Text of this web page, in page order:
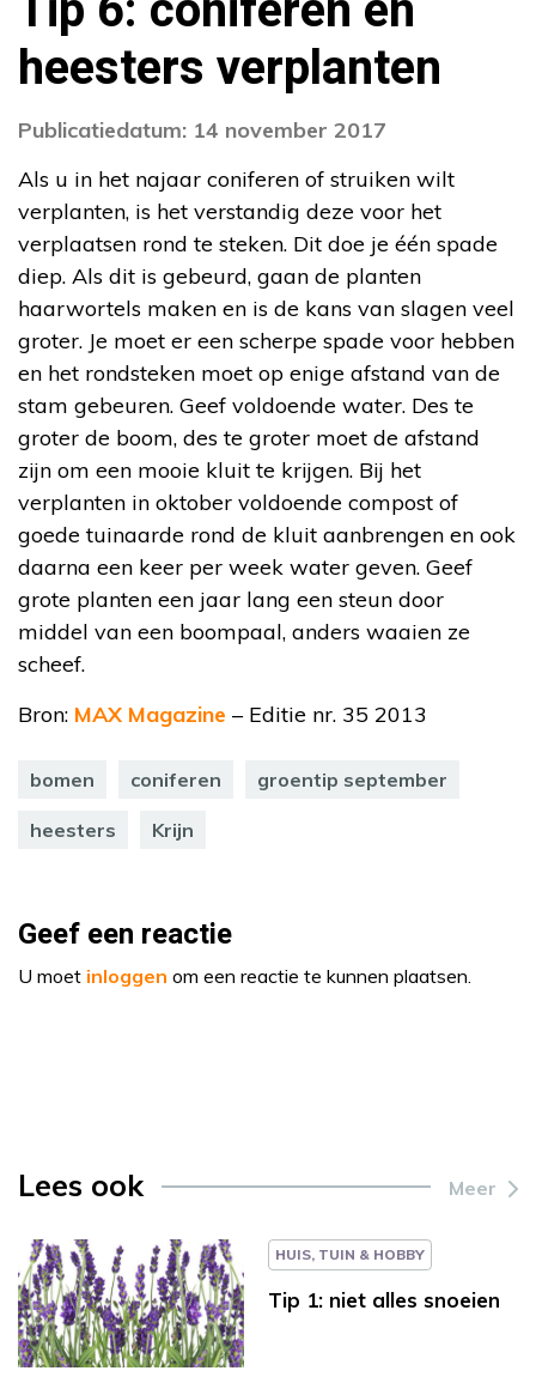
heesters verplanten
Publicatiedatum: 14 november 2017
Als u in het najaar coniferen of struiken wilt
verplanten, is het verstandig deze voor het
verplaatsen rond te steken. Dit doe je één spade
diep. Als dit is gebeurd, gaan de planten
haarwortels maken en is de kans van slagen veel
groter. Je moet er een scherpe spade voor hebben
en het rondsteken moet op enige afstand van de
stam gebeuren. Geef voldoende water. Des te
groter de boom, des te groter moet de afstand
zijn om een mooie kluit te krijgen. Bij het
verplanten in oktober voldoende compost of
goede tuinaarde rond de kluit aanbrengen en ook
daarna een keer per week water geven. Geef
grote planten een jaar lang een steun door
middel van een boompaal, anders waaien ze
scheef.
Bron: MAX Magazine – Editie nr. 35 2013
bomen coniferen groentip september
heesters Krijn
Geef een reactie
U moet inloggen om een reactie te kunnen plaatsen.
Lees ook Meer
HUIS, TUIN & HOBBY
Tip 1: niet alles snoeien